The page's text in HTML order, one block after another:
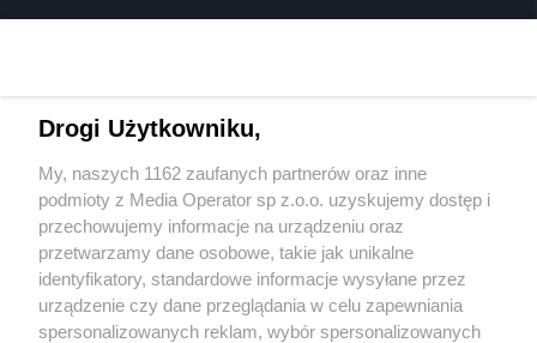
3 / 0
Wydawca mediów lokalnych
Drogi Użytkowniku,
My, naszych 1162 zaufanych partnerów oraz inne
podmioty z Media Operator sp z.o.o. uzyskujemy dostęp i
przechowujemy informacje na urządzeniu oraz
przetwarzamy dane osobowe, takie jak unikalne
identyfikatory, standardowe informacje wysyłane przez
urządzenie czy dane przeglądania w celu zapewniania
spersonalizowanych reklam, wybór spersonalizowanych